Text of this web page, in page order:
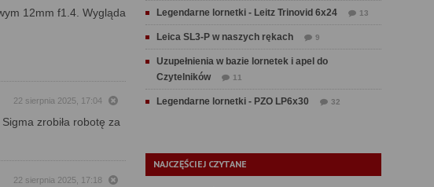
12mm f1.4. Wygląda
22 sierpnia 2025, 17:04
zrobiła robotę za
22 sierpnia 2025, 17:18
Legendarne lornetki - Leitz Trinovid 6x24 13
Leica SL3-P w naszych rękach 9
Uzupełnienia w bazie lornetek i apel do
Czytelników
11
Legendarne lornetki - PZO LP6x30 32
NAJCZĘŚCIEJ CZYTANE